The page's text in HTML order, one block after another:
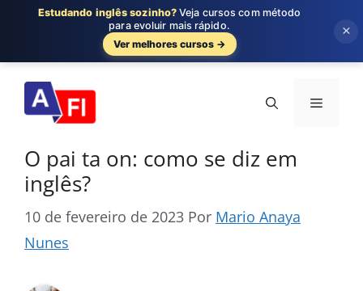
para
conteúdo
Menu
O pai ta on: como se diz em
inglês?
10 de fevereiro de 2023 Por Mario Anaya
Nunes
Estudando inglês sozinho? Veja cursos com método
para evoluir mais rápido.
Ver melhores cursos →
×